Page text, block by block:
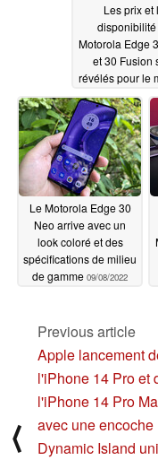
Les prix et
disponibilité
Motorola Edge
et 30 Fusion
révélés pour le
indien09/13/
Le Motorola Edge 30
Neo arrive avec un
look coloré et des
spécifications de milieu
de gamme 09/08/2022
⟨
Previous article
Apple lancement
l'iPhone 14 Pro et
l'iPhone 14 Pro
avec une encoche
Dynamic Island